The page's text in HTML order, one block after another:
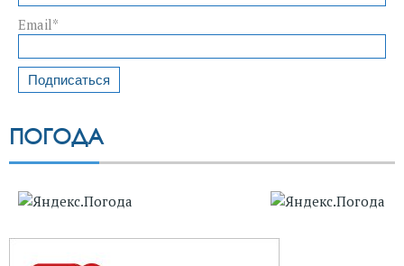
Email*
ПОГОДА